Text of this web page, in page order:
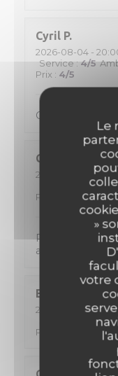
Le
»
votre
Cyril P
2026-08-04 -
Service:4/5
Prix : 4/5
Cuisine
CYRIL
2026-08-02
-
/5
Prix
Personnel tres
avec une
Eric
2026-08-02-
Prix